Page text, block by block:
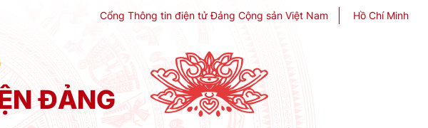
Cổng Thông tin điện tử Đảng Cộng sản Việt Nam Hồ Chí Minh
ĐẢNG